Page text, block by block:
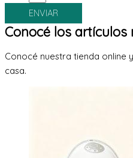
ENVIAR
Conocé los artículos
Conocé nuestra tienda online
casa.